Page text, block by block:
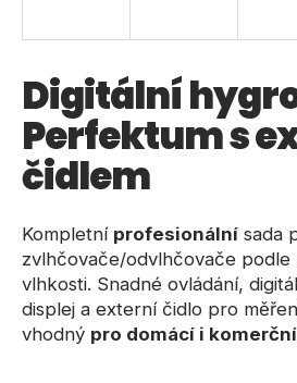
Digitální
Perfektum s
čidlem
Kompletní profesionální sada
zvlhčovače/odvlhčovače podle
vlhkosti. Snadné ovládání,
displej a externí čidlo pro
vhodný pro domácí i
í
t
?
HLEDAT
D